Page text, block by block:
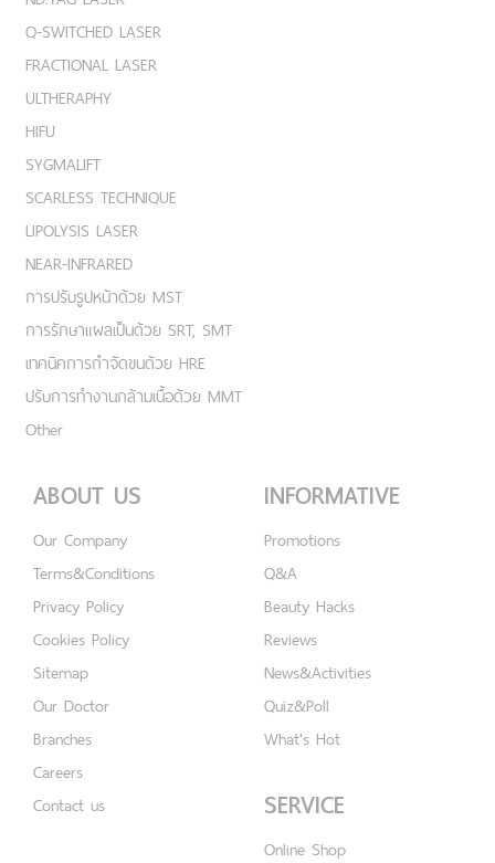
Q-SWITCHED LASER
FRACTIONAL LASER
ULTHERAPHY
HIFU
SYGMALIFT
SCARLESS TECHNIQUE
LIPOLYSIS LASER
NEAR-INFRARED
การปรับรูปหน้าด้วย MST
การรักษาแผลเป็นด้วย SRT, SMT
เทคนิคการกำจัดขนด้วย HRE
ปรับการทำงานกล้ามเนื้อด้วย MMT
Other
ABOUT US
Our Company
Terms&Conditions
Privacy Policy
Cookies Policy
Sitemap
Our Doctor
Branches
Careers
Contact us
INFORMATIVE
Promotions
Q&A
Beauty Hacks
Reviews
News&Activities
Quiz&Poll
What's Hot
SERVICE
Online Shop